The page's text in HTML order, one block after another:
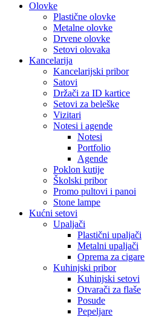
Olovke
Plastične olovke
Metalne olovke
Drvene olovke
Setovi olovaka
Kancelarija
Kancelarijski pribor
Satovi
Držači za ID kartice
Setovi za beleške
Vizitari
Notesi i agende
Notesi
Portfolio
Agende
Poklon kutije
Školski pribor
Promo pultovi i panoi
Stone lampe
Kućni setovi
Upaljači
Plastični upaljači
Metalni upaljači
Oprema za cigare
Kuhinjski pribor
Kuhinjski setovi
Otvarači za flaše
Posude
Pepeljare